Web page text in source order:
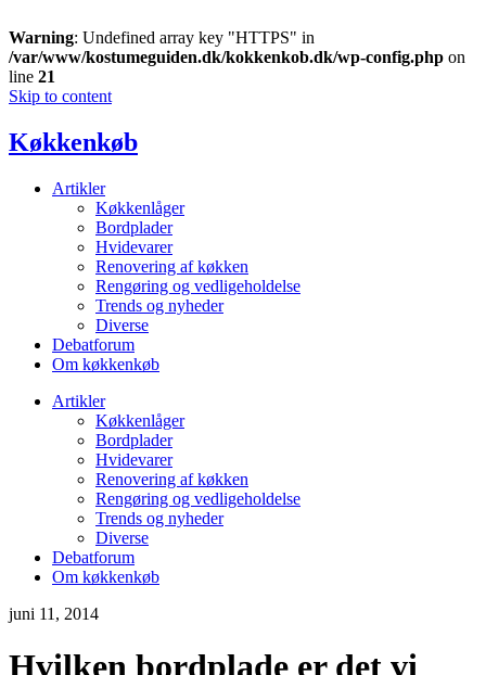
Warning: Undefined array key "HTTPS" in
/var/www/kostumeguiden.dk/kokkenkob.dk/wp-config.php on
line 21
Skip to content
Køkkenkøb
Artikler
Køkkenlåger
Bordplader
Hvidevarer
Renovering af køkken
Rengøring og vedligeholdelse
Trends og nyheder
Diverse
Debatforum
Om køkkenkøb
Artikler
Køkkenlåger
Bordplader
Hvidevarer
Renovering af køkken
Rengøring og vedligeholdelse
Trends og nyheder
Diverse
Debatforum
Om køkkenkøb
juni 11, 2014
Hvilken bordplade er det vi